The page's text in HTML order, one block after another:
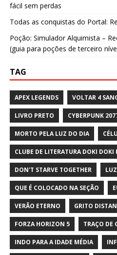
fácil sem perdas
Todas as conquistas do Portal:
Poção: Simulador Alquimista –
(guia para poções de terceiro
TAG
APEX LEGENDS VOLTAR 4
LIVRO PRETO CYBERPUNK
MORTO PELA LUZ DO DIA
CLUBE DE LITERATURA DOKI DOKI
DON'T STARVE TOGETHER
QUE É COLOCADO NA SEÇÃO
VERÃO ETERNO GRITO
FORZA HORIZON 5 TRAÇO DE
INDO PARA A IDADE MÉDIA